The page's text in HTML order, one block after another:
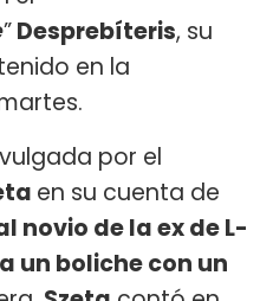
”Desprebíteris, su
en la
por el
en su cuenta de
novio de la ex de L-
un boliche con un